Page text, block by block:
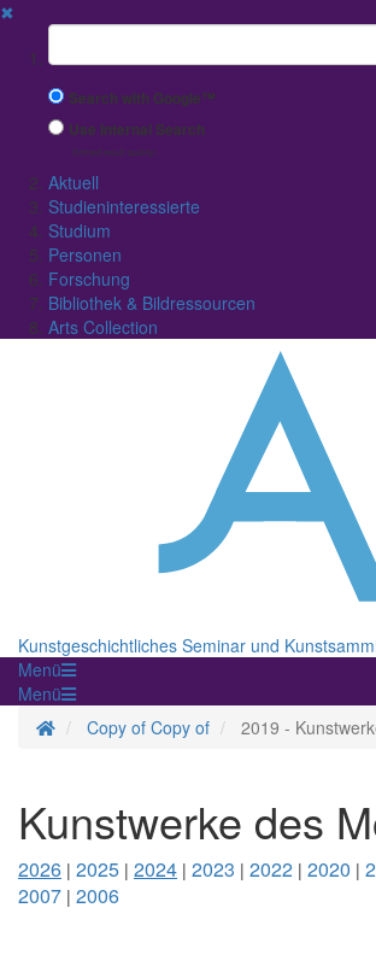
✖
Suchbegriff
Search with Google™
Use Internal Search
(limited result quality)
Aktuell
Studieninteressierte
Studium
Personen
Forschung
Bibliothek & Bildressourcen
Arts Collection
Kunstgeschichtliches Seminar und
Menü
Menü
Homepage
Copy of Copy of 2019 -
Kunstwerke des
2026 | 2025 | 2024 | 2023 | 2022 | 2020 |
2007 | 2006